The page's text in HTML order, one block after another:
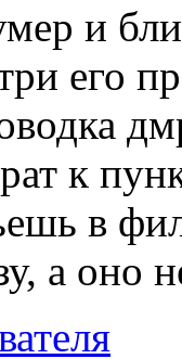
и
его
к
в
а оно